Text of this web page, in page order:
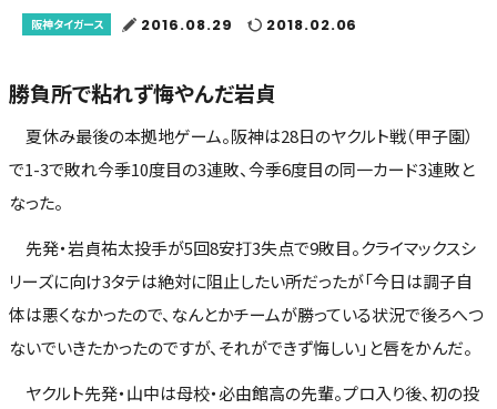
阪神タイガース 2016.08.29 2018.02.06
勝負所で粘れず悔やんだ岩貞
夏休み最後の本拠地ゲーム。阪神は28日のヤクルト戦（甲子園）
で1-3で敗れ今季10度目の3連敗、今季6度目の同一カード3連敗と
なった。
先発・岩貞祐太投手が5回8安打3失点で9敗目。クライマックスシ
リーズに向け3タテは絶対に阻止したい所だったが「今日は調子自
体は悪くなかったので、なんとかチームが勝っている状況で後ろへつ
ないでいきたかったのですが、それができず悔しい」と唇をかんだ。
ヤクルト先発・山中は母校・必由館高の先輩。プロ入り後、初の投